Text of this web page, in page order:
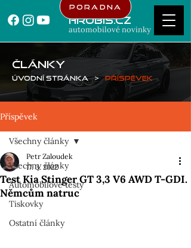
Hrubis.cz
automobilové novinky
Poradna
ČLÁNKY
Úvodní stránka > Příspěvek
Příspěvek
Všechny články
Automobilové testy
Tiskovky
Ostatní články
Všechny články
Test Kia Stinger GT 3,3 V6 AWD T-GDI.
Němcům natruc
Petr Zaloudek
17. 3. 2022